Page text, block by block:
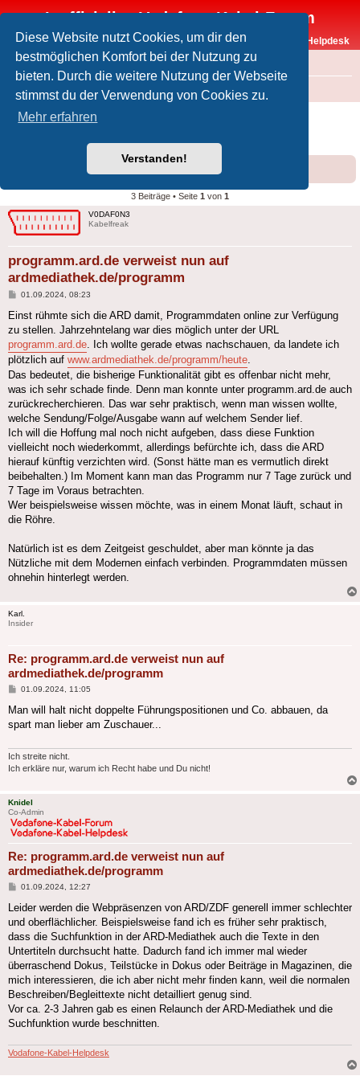
Diese Website nutzt Cookies, um dir den
bestmöglichen Komfort bei der Nutzung zu
bieten. Durch die weitere Nutzung der Webseite
stimmst du der Verwendung von Cookies zu.
Mehr erfahren
Verstanden!
Inoffizielles Vodafone-Kabel-Forum
Vodafone-Kabel-Helpdesk
FAQ
Foren-Übersicht Offtopic
programm.ard.de verweist nun auf
3 Beiträge • Seite 1 von 1
V0DAF0N3
Kabelfreak
programm.ard.de verweist nun auf
ardmediathek.de/programm
Beitrag
01.09.2024, 08:23
Einst rühmte sich die ARD damit, Programmdaten online zur Verfügung
zu stellen. Jahrzehntelang war dies möglich unter der URL
programm.ard.de. Ich wollte gerade etwas nachschauen, da landete ich
plötzlich auf www.ardmediathek.de/programm/heute.
Das bedeutet, die bisherige Funktionalität gibt es offenbar nicht mehr,
was ich sehr schade finde. Denn man konnte unter programm.ard.de auch
zurückrecherchieren. Das war sehr praktisch, wenn man wissen wollte,
welche Sendung/Folge/Ausgabe wann auf welchem Sender lief.
Ich will die Hoffung mal noch nicht aufgeben, dass diese Funktion
vielleicht noch wiederkommt, allerdings befürchte ich, dass die ARD
hierauf künftig verzichten wird. (Sonst hätte man es vermutlich direkt
beibehalten.) Im Moment kann man das Programm nur 7 Tage zurück und
7 Tage im Voraus betrachten.
Wer beispielsweise wissen möchte, was in einem Monat läuft, schaut in
die Röhre.
Natürlich ist es dem Zeitgeist geschuldet, aber man könnte ja das
Nützliche mit dem Modernen einfach verbinden. Programmdaten müssen
ohnehin hinterlegt werden.
Karl.
Insider
Re: programm.ard.de verweist nun auf
ardmediathek.de/programm
Beitrag
01.09.2024, 11:05
Man will halt nicht doppelte Führungspositionen und Co. abbauen, da
spart man lieber am Zuschauer...
Ich streite nicht.
Ich erkläre nur, warum ich Recht habe und Du nicht!
Knidel
Co-Admin
Re: programm.ard.de verweist nun auf
ardmediathek.de/programm
Beitrag
01.09.2024, 12:27
Leider werden die Webpräsenzen von ARD/ZDF generell immer schlechter
und oberflächlicher. Beispielsweise fand ich es früher sehr praktisch,
dass die Suchfunktion in der ARD-Mediathek auch die Texte in den
Untertiteln durchsucht hatte. Dadurch fand ich immer mal wieder
überraschend Dokus, Teilstücke in Dokus oder Beiträge in Magazinen, die
mich interessieren, die ich aber nicht mehr finden kann, weil die normalen
Beschreiben/Begleittexte nicht detailliert genug sind.
Vor ca. 2-3 Jahren gab es einen Relaunch der ARD-Mediathek und die
Suchfunktion wurde beschnitten.
Vodafone-Kabel-Helpdesk